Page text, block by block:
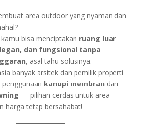
area outdoor yang nyaman dan
bisa menciptakan ruang luar
dan fungsional tanpa
, asal tahu solusinya.
banyak arsitek dan pemilik properti
kanopi membran dari
— pilihan cerdas untuk area
harga tetap bersahabat!